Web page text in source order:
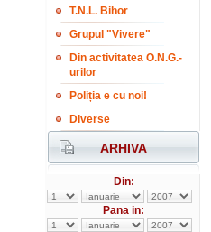
T.N.L. Bihor
Grupul "Vivere"
Din activitatea O.N.G.-
urilor
Poliția e cu noi!
Diverse
ARHIVA
Din:
Pana in: